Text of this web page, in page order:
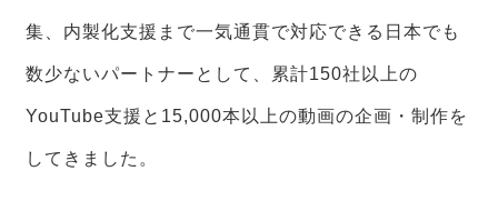
集、内製化支援まで一気通貫で対応できる日本でも
数少ないパートナーとして、累計150社以上の
YouTube支援と15,000本以上の動画の企画・制作を
してきました。